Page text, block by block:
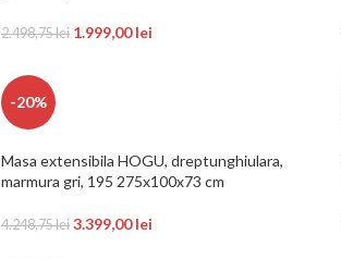
2.498,75lei 1.999,00lei
-20%
Masa extensibila HOGU, dreptunghiulara,
marmura gri, 195 275x100x73 cm
4.248,75lei 3.399,00lei